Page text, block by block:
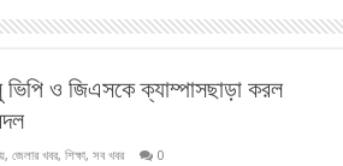
ও জিএসকে ক্যাম্পাসছাড়া করল
, জেলার খবর, শিক্ষা, সব খবর 0